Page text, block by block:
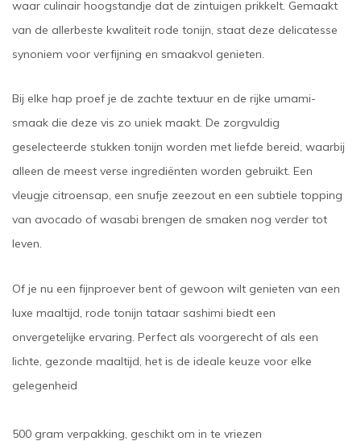
waar culinair hoogstandje dat de zintuigen prikkelt. Gemaakt
van de allerbeste kwaliteit rode tonijn, staat deze delicatesse
synoniem voor verfijning en smaakvol genieten.
Bij elke hap proef je de zachte textuur en de rijke umami-
smaak die deze vis zo uniek maakt. De zorgvuldig
geselecteerde stukken tonijn worden met liefde bereid, waarbij
alleen de meest verse ingrediënten worden gebruikt. Een
vleugje citroensap, een snufje zeezout en een subtiele topping
van avocado of wasabi brengen de smaken nog verder tot
leven.
Of je nu een fijnproever bent of gewoon wilt genieten van een
luxe maaltijd, rode tonijn tataar sashimi biedt een
onvergetelijke ervaring. Perfect als voorgerecht of als een
lichte, gezonde maaltijd, het is de ideale keuze voor elke
gelegenheid
500 gram verpakking, geschikt om in te vriezen